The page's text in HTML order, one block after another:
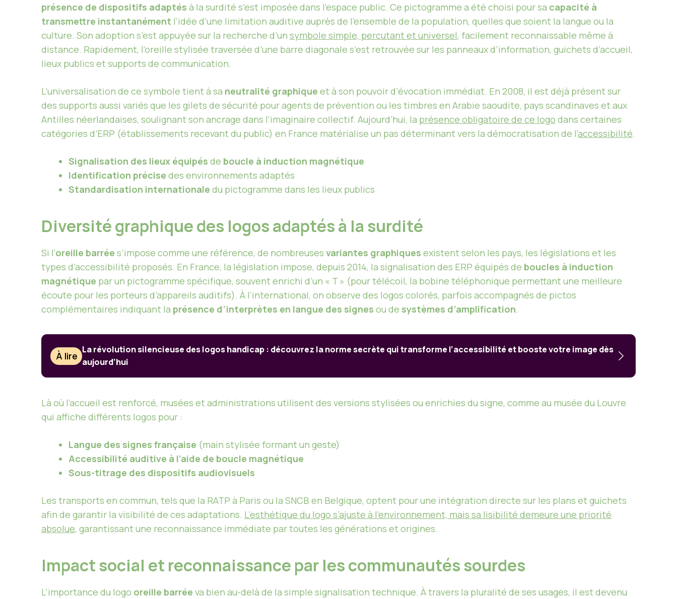
présence de dispositifs adaptés à la surdité s’est imposée dans l’espace public. Ce pictogramme a été choisi pour sa capacité à
transmettre instantanément l’idée d’une limitation auditive auprès de l’ensemble de la population, quelles que soient la langue ou la
culture. Son adoption s’est appuyée sur la recherche d’un symbole simple, percutant et universel, facilement reconnaissable même à
distance. Rapidement, l’oreille stylisée traversée d’une barre diagonale s’est retrouvée sur les panneaux d’information, guichets d’accueil,
lieux publics et supports de communication.
L’universalisation de ce symbole tient à sa neutralité graphique et à son pouvoir d’évocation immédiat. En 2008, il est déjà présent sur
des supports aussi variés que les gilets de sécurité pour agents de prévention ou les timbres en Arabie saoudite, pays scandinaves et aux
Antilles néerlandaises, soulignant son ancrage dans l’imaginaire collectif. Aujourd’hui, la présence obligatoire de ce logo dans certaines
catégories d’ERP (établissements recevant du public) en France matérialise un pas déterminant vers la démocratisation de l’accessibilité.
Signalisation des lieux équipés de boucle à induction magnétique
Identification précise des environnements adaptés
Standardisation internationale du pictogramme dans les lieux publics
Diversité graphique des logos adaptés à la surdité
Si l’oreille barrée s’impose comme une référence, de nombreuses variantes graphiques existent selon les pays, les législations et les
types d’accessibilité proposés. En France, la législation impose, depuis 2014, la signalisation des ERP équipés de boucles à induction
magnétique par un pictogramme spécifique, souvent enrichi d’un « T » (pour télécoil, la bobine téléphonique permettant une meilleure
écoute pour les porteurs d’appareils auditifs). À l’international, on observe des logos colorés, parfois accompagnés de pictos
complémentaires indiquant la présence d’interprètes en langue des signes ou de systèmes d’amplification.
À lire
La révolution silencieuse des logos handicap : découvrez la norme secrète qui transforme l’accessibilité et booste votre image dès
aujourd’hui
Là où l’accueil est renforcé, musées et administrations utilisent des versions stylisées ou enrichies du signe, comme au musée du Louvre
qui affiche différents logos pour :
Langue des signes française (main stylisée formant un geste)
Accessibilité auditive à l’aide de boucle magnétique
Sous-titrage des dispositifs audiovisuels
Les transports en commun, tels que la RATP à Paris ou la SNCB en Belgique, optent pour une intégration directe sur les plans et guichets
afin de garantir la visibilité de ces adaptations. L’esthétique du logo s’ajuste à l’environnement, mais sa lisibilité demeure une priorité
absolue, garantissant une reconnaissance immédiate par toutes les générations et origines.
Impact social et reconnaissance par les communautés sourdes
L’importance du logo oreille barrée va bien au-delà de la simple signalisation technique. À travers la pluralité de ses usages, il est devenu